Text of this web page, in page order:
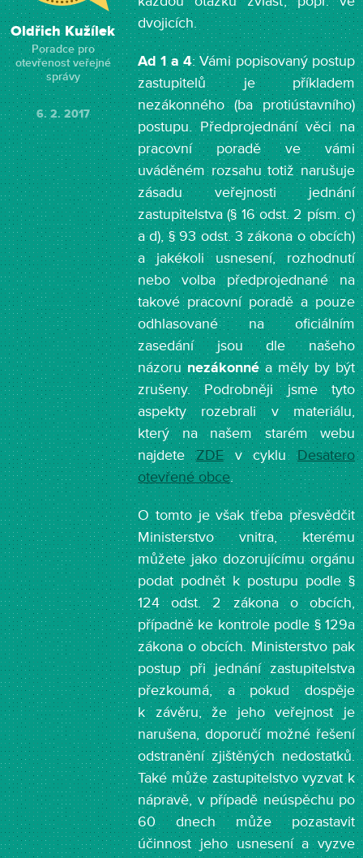
Oldřich Kužílek
Poradce pro
otevřenost veřejné
správy
6. 2. 2017
dvojicích.
Ad 1 a 4: Vámi popisovaný postup
zastupitelů je příkladem
nezákonného (ba protiústavního)
postupu. Předprojednání věci na
pracovní poradě ve vámi
uváděném rozsahu totiž narušuje
zásadu veřejnosti jednání
zastupitelstva (§ 16 odst. 2 písm. c)
a d), § 93 odst. 3 zákona o obcích)
a jakékoli usnesení, rozhodnutí
nebo volba předprojednané na
takové pracovní poradě a pouze
odhlasované na oficiálním
zasedání jsou dle našeho
názorunezákonnéa měly by být
zrušeny. Podrobněji jsme tyto
aspekty rozebrali v materiálu,
který na našem starém webu
najdeteZDEv cykluDesatero
otevřené obce.
O tomto je však třeba přesvědčit
Ministerstvo vnitra, kterému
můžete jako dozorujícímu orgánu
podat podnět k postupu podle §
124 odst. 2 zákona o obcích,
případně ke kontrole podle § 129a
zákona o obcích. Ministerstvo pak
postup při jednání zastupitelstva
přezkoumá, a pokud dospěje
k závěru, že jeho veřejnost je
narušena, doporučí možné řešení
odstranění zjištěných nedostatků.
Také může zastupitelstvo vyzvat k
nápravě, v případě neúspěchu po
60 dnech může pozastavit
účinnost jeho usnesení a vyzve